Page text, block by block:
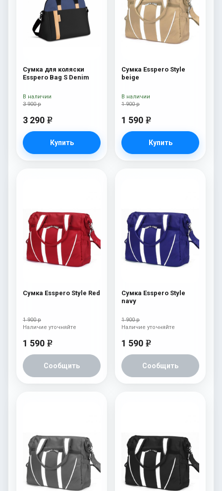
Сумка для коляски
Esspero Bag S Denim
3 900 р
3 290 e
Купить
В наличии
Сумка Esspero Style
beige
1 900 р
1 590 e
Купить
В наличии
Сумка Esspero Style Red
1 900 р
1 590 e
Сообщить
Наличие уточняйте
Сумка Esspero Style
navy
1 900 р
1 590 e
Сообщить
Наличие уточняйте